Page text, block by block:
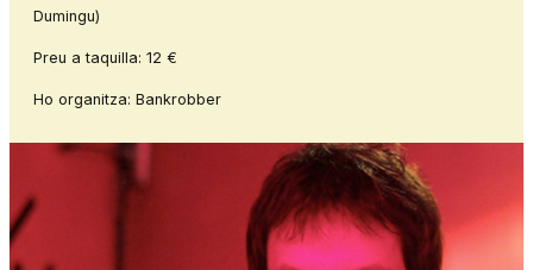
Dumingu)
Preu a taquilla: 12 €
Ho organitza: Bankrobber